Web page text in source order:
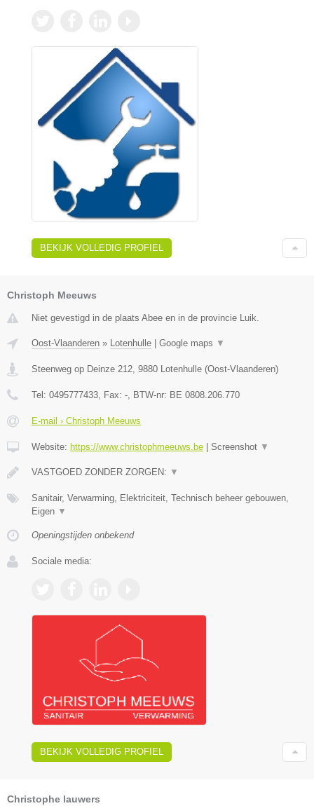
BEKIJK VOLLEDIG PROFIEL
Christoph Meeuws
Niet gevestigd in de plaats Abee en in de provincie Luik.
Oost-Vlaanderen » Lotenhulle | Google maps ▼
Steenweg op Deinze 212 9880 Lotenhulle (Oost-Vlaanderen)
Tel: 0495777433 , Fax: - , BTW-nr: BE 0808.206.770
E-mail › Christoph Meeuws
Website: https://www.christophmeeuws.be | Screenshot ▼
VASTGOED ZONDER ZORGEN: ▼
Sanitair, Verwarming, Elektriciteit, Technisch beheer gebouwen,
Eigen ▼
Openingstijden onbekend
Sociale media:
BEKIJK VOLLEDIG PROFIEL
Christophe lauwers